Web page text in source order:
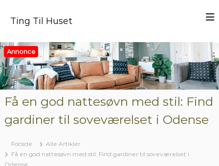
r
e
t
i
l
Ting Til Huset
Annonce
Få en god nattesøvn med stil: Find
gardiner til soveværelset i Odense
Forside
Alle Artikler
Få en god nattesøvn med stil: Find gardiner til soveværelset i
Odense